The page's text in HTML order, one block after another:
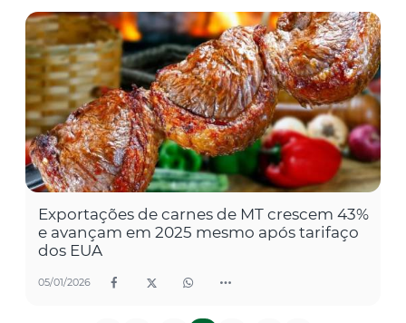
Exportações de carnes de MT crescem 43%
e avançam em 2025 mesmo após tarifaço
dos EUA
05/01/2026